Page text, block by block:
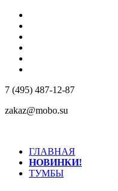
7 (495) 487-12-87
zakaz@mobo.su
ГЛАВНАЯ
НОВИНКИ!
ТУМБЫ